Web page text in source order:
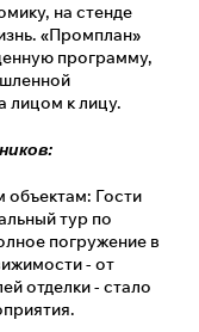
на стенде
«Промплан»
программу,
лицом к лицу.
объектам: Гости
тур по
погружение в
- от
отделки - стало